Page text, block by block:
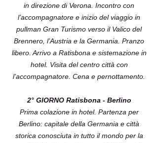
in direzione di Verona. Incontro con
l’accompagnatore e inizio del viaggio in
pullman Gran Turismo verso il Valico del
Brennero, l’Austria e la Germania. Pranzo
libero. Arrivo a Ratisbona e sistemazione in
hotel. Visita del centro città con
l’accompagnatore. Cena e pernottamento.
2° GIORNO Ratisbona - Berlino
Prima colazione in hotel. Partenza per
Berlino: capitale della Germania e città
storica conosciuta in tutto il mondo per la